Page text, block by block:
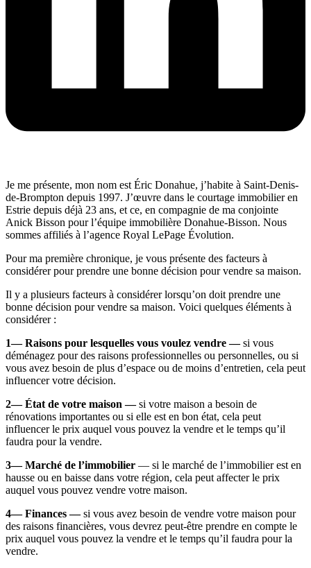
Je me présente, mon nom est Éric Donahue, j’habite à Saint-Denis-
de-Brompton depuis 1997. J’œuvre dans le courtage immobilier en
Estrie depuis déjà 23 ans, et ce, en compagnie de ma conjointe
Anick Bisson pour l’équipe immobilière Donahue-Bisson. Nous
sommes affiliés à l’agence Royal LePage Évolution.
Pour ma première chronique, je vous présente des facteurs à
considérer pour prendre une bonne décision pour vendre sa maison.
Il y a plusieurs facteurs à considérer lorsqu’on doit prendre une
bonne décision pour vendre sa maison. Voici quelques éléments à
considérer :
1— Raisons pour lesquelles vous voulez vendre —si vous
déménagez pour des raisons professionnelles ou personnelles, ou si
vous avez besoin de plus d’espace ou de moins d’entretien, cela peut
influencer votre décision.
2— État de votre maison —si votre maison a besoin de
rénovations importantes ou si elle est en bon état, cela peut
influencer le prix auquel vous pouvez la vendre et le temps qu’il
faudra pour la vendre.
3— Marché de l’immobilier — si le marché de l’immobilier est en
hausse ou en baisse dans votre région, cela peut affecter le prix
auquel vous pouvez vendre votre maison.
4— Finances —si vous avez besoin de vendre votre maison pour
des raisons financières, vous devrez peut-être prendre en compte le
prix auquel vous pouvez la vendre et le temps qu’il faudra pour la
vendre.